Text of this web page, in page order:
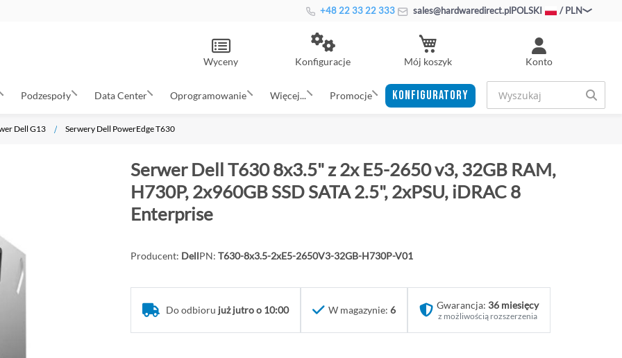
+48 22 33 22 333 sales@hardwaredirect.plPOLSKI / PLN
Konto
Konfiguracje Mój koszyk
Wyceny
Podzespoły Data Center Oprogramowanie Więcej... Promocje KONFIGURATORY
Dell G13 Serwery Dell PowerEdge T630
Serwer Dell T630 8x3.5" z 2x E5-2650 v3, 32GB RAM,
H730P, 2x960GB SSD SATA 2.5", 2xPSU, iDRAC 8
Enterprise
Producent: DellPN: T630-8x3.5-2xE5-2650V3-32GB-H730P-V01
Do odbioru już jutro o 10:00 W magazynie: 6 Gwarancja: 36 miesięcy
z możliwością rozszerzenia